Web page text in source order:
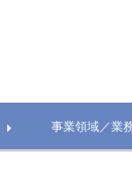
事業領域／業